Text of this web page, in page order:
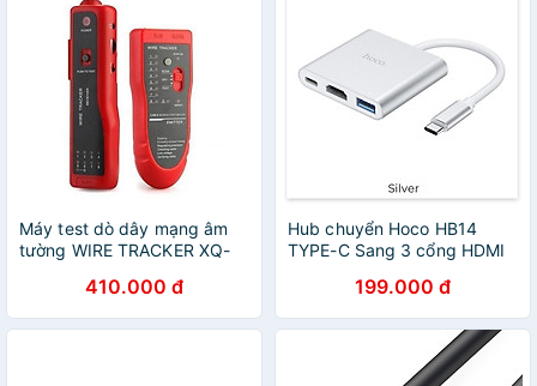
Máy test dò dây mạng âm
tường WIRE TRACKER XQ-
410.000 đ
Hub chuyển Hoco HB14
TYPE-C Sang 3 cổng HDMI
199.000 đ